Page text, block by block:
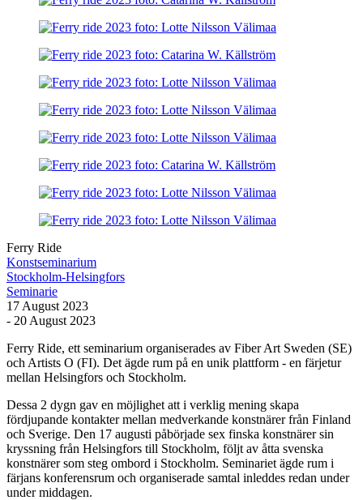
Ferry Ride
Konstseminarium
Stockholm-Helsingfors
Seminarie
17 August 2023
- 20 August 2023
Ferry Ride, ett seminarium organiserades av Fiber Art Sweden (SE)
och Artists O (FI). Det ägde rum på en unik plattform - en färjetur
mellan Helsingfors och Stockholm.
Dessa 2 dygn gav en möjlighet att i verklig mening skapa
fördjupande kontakter mellan medverkande konstnärer från Finland
och Sverige. Den 17 augusti påbörjade sex finska konstnärer sin
kryssning från Helsingfors till Stockholm, följt av åtta svenska
konstnärer som steg ombord i Stockholm. Seminariet ägde rum i
färjans konferensrum och organiserade samtal inleddes redan under
under middagen.